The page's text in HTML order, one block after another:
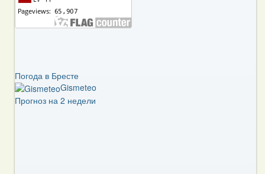
Погода в Бресте
Gismeteo
Прогноз на 2 недели